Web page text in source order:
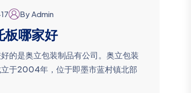
By Admin
哪家好
的是奥立包装制品有公司。奥立包装
于2004年，位于即墨市蓝村镇北部